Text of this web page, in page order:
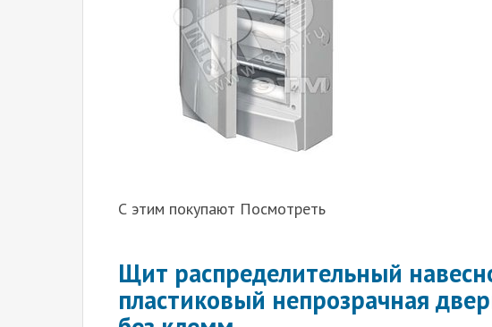
С этим покупают Посмотреть
Щит распределительный
пластиковый непрозрачная